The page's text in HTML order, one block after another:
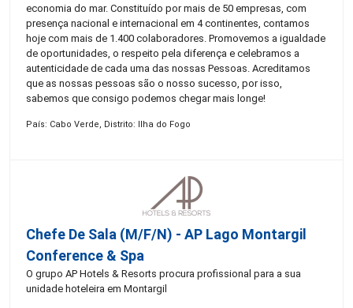
economia do mar. Constituído por mais de 50 empresas, com
presença nacional e internacional em 4 continentes, contamos
hoje com mais de 1.400 colaboradores. Promovemos a igualdade
de oportunidades, o respeito pela diferença e celebramos a
autenticidade de cada uma das nossas Pessoas. Acreditamos
que as nossas pessoas são o nosso sucesso, por isso,
sabemos que consigo podemos chegar mais longe!
País: Cabo Verde, Distrito: Ilha do Fogo
Chefe De Sala (M/F/N) - AP Lago Montargil
Conference & Spa
O grupo AP Hotels & Resorts procura profissional para a sua
unidade hoteleira em Montargil